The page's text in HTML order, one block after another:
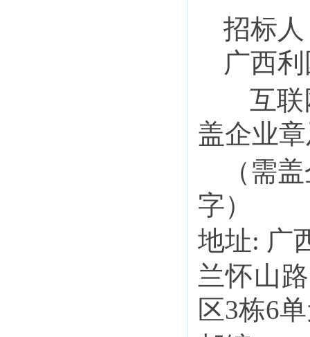
招标
广西
互
盖企业
（需
字）
地址: 广
兰怀山路
区3栋6